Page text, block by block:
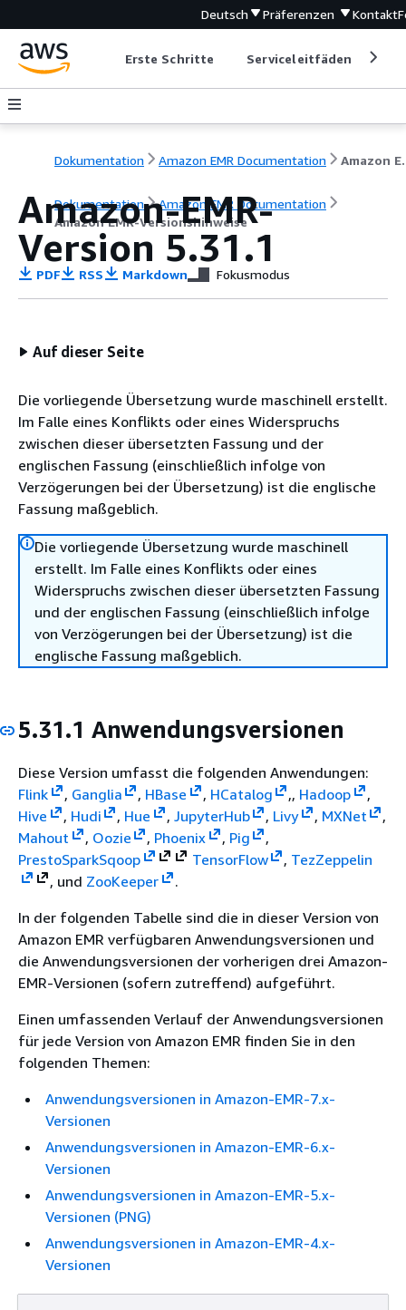
Deutsch Präferenzen Kontakt
Erste Schritte Serviceleitfäden
Dokumentation Amazon EMR Documentation
Dokumentation
Amazon EMR Documentation
Amazon EMR-Versionshinweise
Amazon-EMR-
Version 5.31.1
PDF RSS Markdown Fokusmodus
Auf dieser Seite
Die vorliegende Übersetzung wurde maschinell erstellt.
Im Falle eines Konflikts oder eines Widerspruchs
zwischen dieser übersetzten Fassung und der
englischen Fassung (einschließlich infolge von
Verzögerungen bei der Übersetzung) ist die englische
Fassung maßgeblich.
Die vorliegende Übersetzung wurde maschinell
erstellt. Im Falle eines Konflikts oder eines
Widerspruchs zwischen dieser übersetzten Fassung
und der englischen Fassung (einschließlich infolge
von Verzögerungen bei der Übersetzung) ist die
englische Fassung maßgeblich.
5.31.1 Anwendungsversionen
Diese Version umfasst die folgenden Anwendungen:
Flink
, Ganglia , HBase , HCatalog ,, Hadoop
,
Hive
, Hudi , Hue , JupyterHub , Livy , MXNet
,
Mahout
, Oozie , Phoenix , Pig
,
PrestoSparkSqoop TensorFlow , TezZeppelin
, und ZooKeeper
.
In der folgenden Tabelle sind die in dieser Version von
Amazon EMR verfügbaren Anwendungsversionen und
die Anwendungsversionen der vorherigen drei Amazon-
EMR-Versionen (sofern zutreffend) aufgeführt.
Einen umfassenden Verlauf der Anwendungsversionen
für jede Version von Amazon EMR finden Sie in den
folgenden Themen:
Anwendungsversionen in Amazon-EMR-7.x-
Versionen
Anwendungsversionen in Amazon-EMR-6.x-
Versionen
Anwendungsversionen in Amazon-EMR-5.x-
Versionen (PNG)
Anwendungsversionen in Amazon-EMR-4.x-
Versionen